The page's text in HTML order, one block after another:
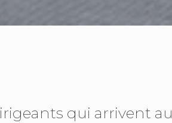
qui arrivent au